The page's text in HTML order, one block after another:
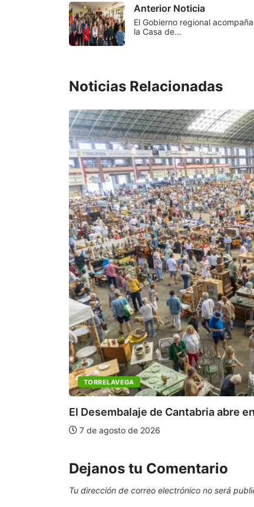
Anterior Noticia
El Gobierno regional
la Casa de…
Noticias Relacionadas
TORRELAVEGA
El Desembalaje de Cantabria abre
7 de agosto de 2026
Dejanos tu Comentario
Tu dirección de correo electrónico no será